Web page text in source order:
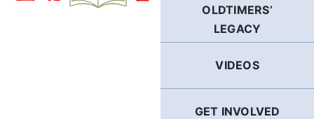
OLDTIMERS’
LEGACY
VIDEOS
GET INVOLVED